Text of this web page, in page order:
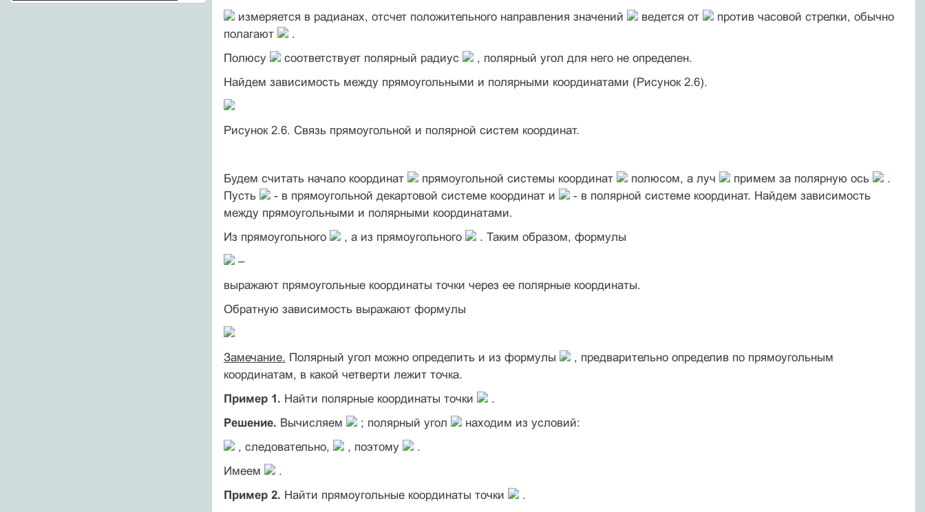
измеряется в радианах, отсчет положительного направления значений
ведется от
против часовой стрелки, обычно
полагают
.
Полюсу
соответствует полярный радиус
, полярный угол для него не определен.
Найдем зависимость между прямоугольными и полярными координатами (Рисунок 2.6).
Рисунок 2.6. Связь прямоугольной и полярной систем координат.
Будем считать начало координат прямоугольной системы координат полюсом, а луч примем за полярную ось
.
Пусть
- в прямоугольной декартовой системе координат и
- в полярной системе координат. Найдем зависимость
между прямоугольными и полярными координатами.
Из прямоугольного
, а из прямоугольного
. Таким образом, формулы
–
выражают прямоугольные координаты точки через ее полярные координаты.
Обратную зависимость выражают формулы
Замечание. Полярный угол можно определить и из формулы
, предварительно определив по прямоугольным
координатам, в какой четверти лежит точка.
Пример 1. Найти полярные координаты точки
.
Решение. Вычисляем ; полярный угол
находим из условий:
, следовательно,
, поэтому
.
Имеем
.
Пример 2. Найти прямоугольные координаты точки
.